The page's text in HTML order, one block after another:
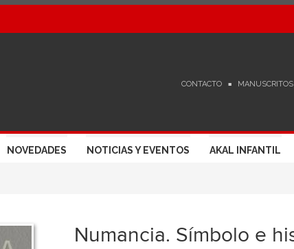
CONTACTO MANUSCRITOS
NOVEDADES NOTICIAS Y EVENTOS AKAL INFANTIL
Numancia. Símbolo e